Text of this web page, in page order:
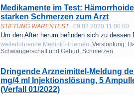
Medikamente im Test:
starken Schmerzen zum Arzt
STIFTUNG WARENTEST 09.03.2020 11:00:00
Um den After herum befinden sich zu dessen
weiterführende Medinfo-Themen: Verstopfung;
Schwangerschaft und Geburt; Schmerzen
Dringende Arzneimittel-Meldung
mg/4 ml Injektionslösung, 5
(Verfall 01/2022)